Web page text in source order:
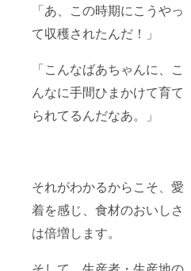
「あ、この時期にこうやっ
て収穫されたんだ！」
「こんなばあちゃんに、こ
んなに手間ひまかけて育て
られてるんだなあ。」
それがわかるからこそ、愛
着を感じ、食材のおいしさ
は倍増します。